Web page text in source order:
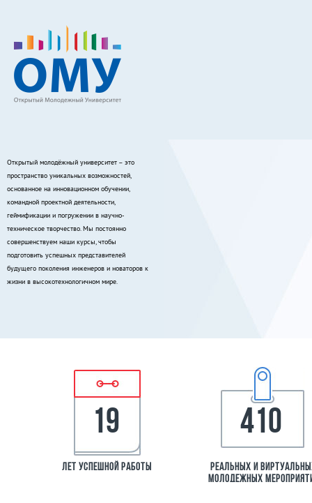
Открытый молодёжный университет – это
пространство уникальных возможностей,
основанное на инновационном обучении,
командной проектной деятельности,
геймификации и погружении в научно-
техническое творчество. Мы постоянно
совершенствуем наши курсы, чтобы
подготовить успешных представителей
будущего поколения инженеров и новаторов к
жизни в высокотехнологичном мире.
19
лет успешной работы
410
Реальных и
молодежных